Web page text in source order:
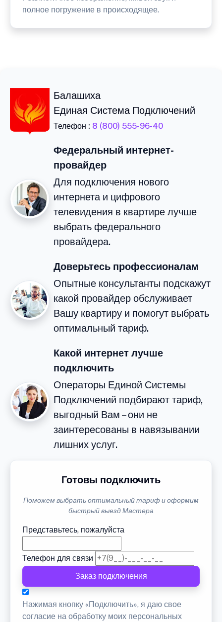
полное погружение в происходящее.
Балашиха
Единая Система Подключений
Телефон : 8 (800) 555-96-40
Федеральный интернет-
провайдер
Для подключения нового
интернета и цифрового
телевидения в квартире лучше
выбрать федерального
провайдера.
Доверьтесь профессионалам
Опытные консультанты подскажут
какой провайдер обслуживает
Вашу квартиру и помогут выбрать
оптимальный тариф.
Какой интернет лучше
подключить
Операторы Единой Системы
Подключений подбирают тариф,
выгодный Вам – они не
заинтересованы в навязывании
лишних услуг.
Готовы подключить
Поможем выбрать оптимальный тариф и оформим
быстрый выезд Мастера
Представьтесь, пожалуйста
Телефон для связи
Заказ подключения
Нажимая кнопку «Подключить», я даю свое
согласие на обработку моих персональных